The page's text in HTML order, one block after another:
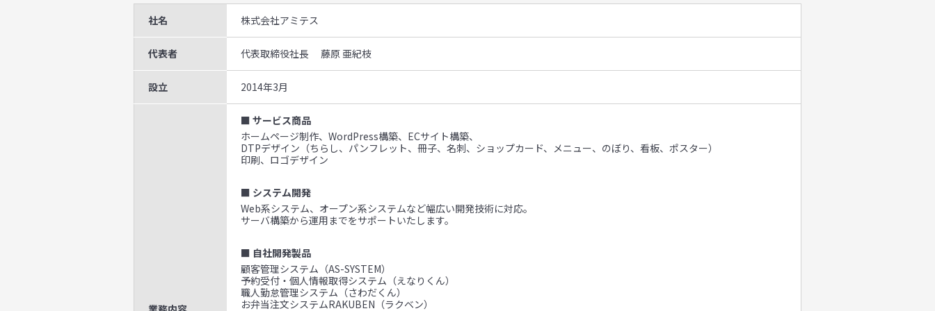
社名 株式会社アミテス
代表者 代表取締役社長 藤原 亜紀枝
設立 2014年3月
■ サービス商品
ホームページ制作、WordPress構築、ECサイト構築、
DTPデザイン（ちらし、パンフレット、冊子、名刺、ショップカード、メニュー、のぼり、看板、ポスター）
印刷、ロゴデザイン
■ システム開発
Web系システム、オープン系システムなど幅広い開発技術に対応。
サーバ構築から運用までをサポートいたします。
■ 自社開発製品
顧客管理システム（AS-SYSTEM）
予約受付・個人情報取得システム（えなりくん）
職人勤怠管理システム（さわだくん）
お弁当注文システムRAKUBEN（ラクベン）